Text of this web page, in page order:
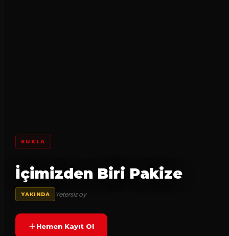
KUKLA
İçimizden Biri Pakize
YAKINDA Yetersiz oy
Hemen Kayıt Ol